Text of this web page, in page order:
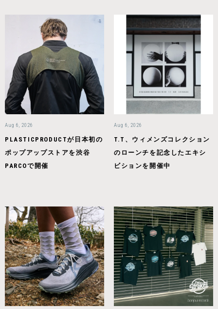
Aug 6, 2026
PLASTICPRODUCTが日本初の
ポップアップストアを渋谷
PARCOで開催
Aug 6, 2026
T.T、ウィメンズコレクション
のローンチを記念したエキシ
ビションを開催中